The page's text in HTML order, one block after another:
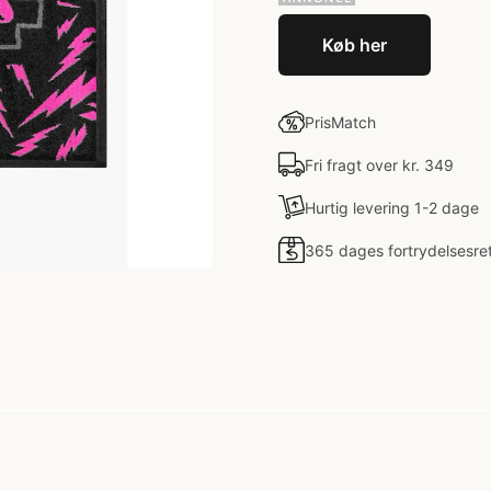
Køb her
PrisMatch
Fri fragt over kr. 349
Hurtig levering 1-2 dage
365 dages